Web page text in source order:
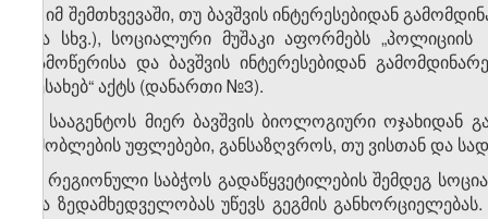
5. იმ შემთხვევაში, თუ ბავშვის ინტერესებიდან
და სხვ.), სოციალური მუშაკი აფორმებს
გამოწერისა და ბავშვის ინტერესებიდან
შესახებ“ აქტს (დანართი №3).
6. სააგენტოს მიერ ბავშვის ბიოლოგიური
მშობლების უფლებები, განსაზღვროს, თუ ვისთან და
7. რეგიონული საბჭოს გადაწყვეტილების შემდეგ
და ზედამხედველობას უწევს გეგმის